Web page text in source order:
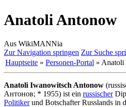
Anatoli Antonow
Aus WikiMANNia
Zur Navigation springen Zur Suche
Hauptseite » Personen-Portal »
Anatoli Iwanowitsch Antonow
Антонов; * 1955) ist ein russischer
Politikerund Botschafter Russlands in